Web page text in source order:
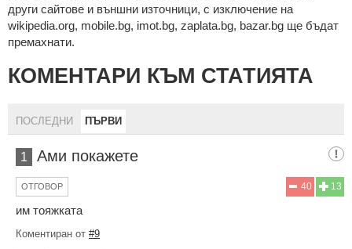
други сайтове и външни източници, с изключение на
wikipedia.org, mobile.bg, imot.bg, zaplata.bg, bazar.bg ще бъдат
премахнати.
КОМЕНТАРИ КЪМ СТАТИЯТА
ПОСЛЕДНИ ПЪРВИ
1 Ами покажете
13
40
ОТГОВОР
им тояжката
Коментиран от #9